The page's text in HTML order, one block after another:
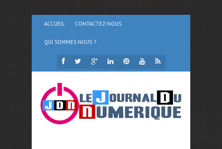
ACCUEIL CONTACTEZ-NOUS
QUI SOMMES NOUS ?